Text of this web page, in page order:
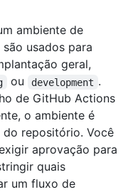
ambiente de
usados para
geral,
ou development .
de GitHub Actions
o ambiente é
repositório. Você
aprovação para
quais
um fluxo de